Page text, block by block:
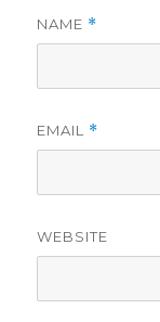
NAME *
EMAIL *
WEBSITE